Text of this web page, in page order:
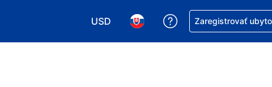
USD
Vybrať menu. Momentálne máte
Vybrať jazyk. Momentálne
Získajte pomoc s
Zaregistrovať